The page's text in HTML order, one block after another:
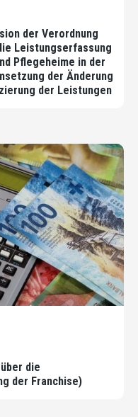
der Verordnung
Leistungserfassung
Pflegeheime in der
der Änderung
der Leistungen
die
der Franchise)